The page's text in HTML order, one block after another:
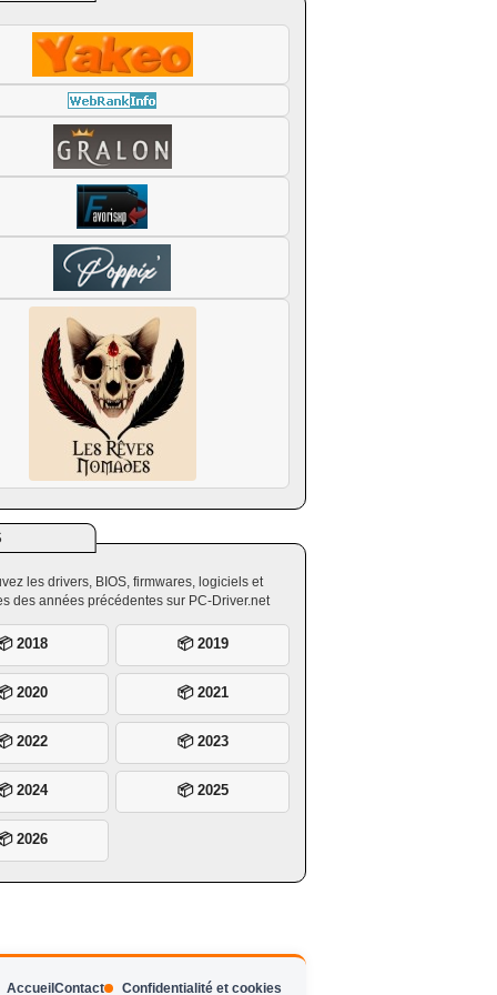
les drivers, BIOS, firmwares, logiciels et
des années précédentes sur PC-Driver.net
2018 📦 2019
2020 📦 2021
2022 📦 2023
2024 📦 2025
2026
Accueil Contact Confidentialité et cookies